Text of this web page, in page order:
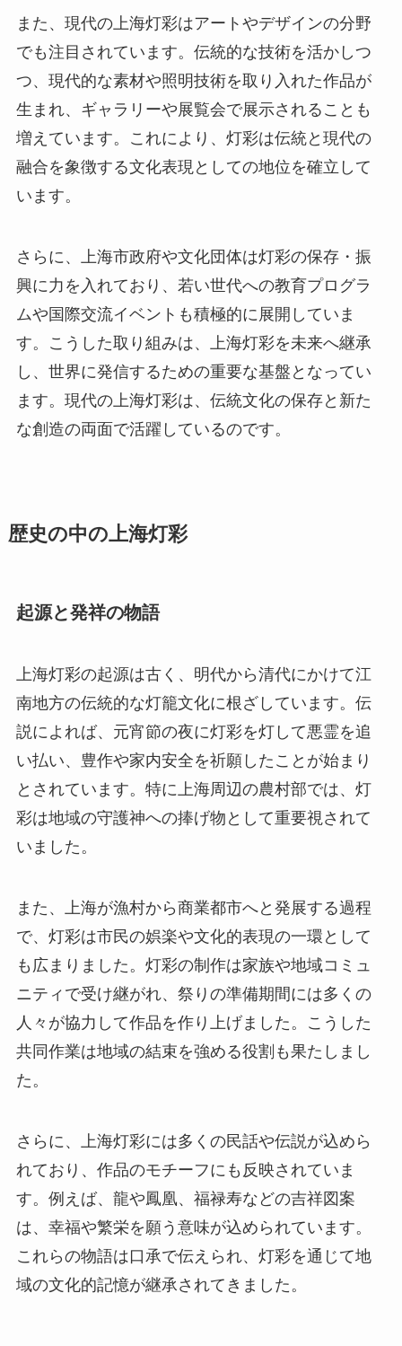
また、現代の上海灯彩はアートやデザインの分野
でも注目されています。伝統的な技術を活かしつ
つ、現代的な素材や照明技術を取り入れた作品が
生まれ、ギャラリーや展覧会で展示されることも
増えています。これにより、灯彩は伝統と現代の
融合を象徴する文化表現としての地位を確立して
います。
さらに、上海市政府や文化団体は灯彩の保存・振
興に力を入れており、若い世代への教育プログラ
ムや国際交流イベントも積極的に展開していま
す。こうした取り組みは、上海灯彩を未来へ継承
し、世界に発信するための重要な基盤となってい
ます。現代の上海灯彩は、伝統文化の保存と新た
な創造の両面で活躍しているのです。
歴史の中の上海灯彩
起源と発祥の物語
上海灯彩の起源は古く、明代から清代にかけて江
南地方の伝統的な灯籠文化に根ざしています。伝
説によれば、元宵節の夜に灯彩を灯して悪霊を追
い払い、豊作や家内安全を祈願したことが始まり
とされています。特に上海周辺の農村部では、灯
彩は地域の守護神への捧げ物として重要視されて
いました。
また、上海が漁村から商業都市へと発展する過程
で、灯彩は市民の娯楽や文化的表現の一環として
も広まりました。灯彩の制作は家族や地域コミュ
ニティで受け継がれ、祭りの準備期間には多くの
人々が協力して作品を作り上げました。こうした
共同作業は地域の結束を強める役割も果たしまし
た。
さらに、上海灯彩には多くの民話や伝説が込めら
れており、作品のモチーフにも反映されていま
す。例えば、龍や鳳凰、福禄寿などの吉祥図案
は、幸福や繁栄を願う意味が込められています。
これらの物語は口承で伝えられ、灯彩を通じて地
域の文化的記憶が継承されてきました。